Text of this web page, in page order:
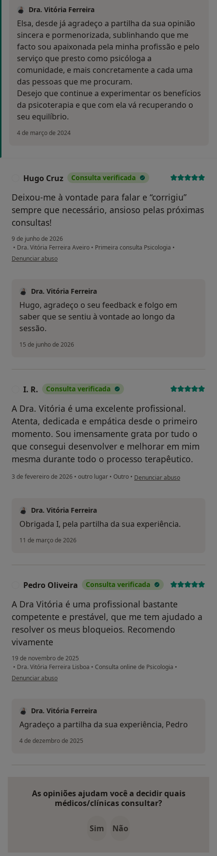
Dra. Vitória Ferreira
Elsa, desde já agradeço a partilha da sua opinião
sincera e pormenorizada, sublinhando que me
facto sou apaixonada pela minha profissão e pelo
serviço que presto como psicóloga a
comunidade, e mais concretamente a cada uma
das pessoas que me procuram.
Desejo que continue a experimentar os benefícios
da psicoterapia e que com ela vá recuperando o
seu equilíbrio.
4 de março de 2024
Hugo Cruz Consulta verificada
Deixou-me à vontade para falar e “corrigiu”
sempre que necessário, ansioso pelas próximas
consultas!
9 de junho de 2026
• Dra. Vitória Ferreira Aveiro • Primeira consulta Psicologia •
na opinião do utilizador Hugo Cruz
Denunciar abuso
Dra. Vitória Ferreira
Hugo, agradeço o seu feedback e folgo em
saber que se sentiu à vontade ao longo da
sessão.
15 de junho de 2026
I. R. Consulta verificada
A Dra. Vitória é uma excelente profissional.
Atenta, dedicada e empática desde o primeiro
momento. Sou imensamente grata por tudo o
que consegui desenvolver e melhorar em mim
mesma durante todo o processo terapêutico.
3 de fevereiro de 2026 • outro lugar • Outro • na opinião do utilizador I. R.
Denunciar abuso
Dra. Vitória Ferreira
Obrigada I, pela partilha da sua experiência.
11 de março de 2026
Pedro Oliveira Consulta verificada
A Dra Vitória é uma profissional bastante
competente e prestável, que me tem ajudado a
resolver os meus bloqueios. Recomendo
vivamente
19 de novembro de 2025
• Dra. Vitória Ferreira Lisboa • Consulta online de Psicologia •
na opinião do utilizador Pedro Oliveira
Denunciar abuso
Dra. Vitória Ferreira
Agradeço a partilha da sua experiência, Pedro
4 de dezembro de 2025
As opiniões ajudam você a decidir quais
médicos/clínicas consultar?
Sim Não